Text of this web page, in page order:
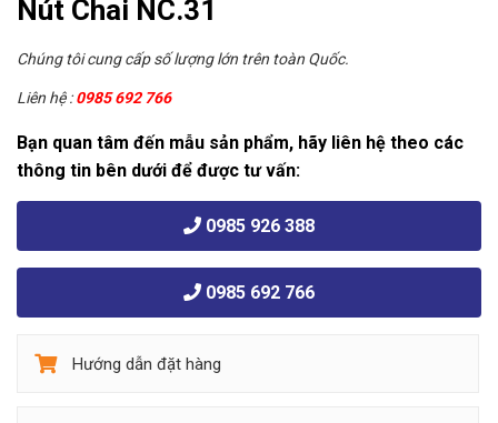
Nút Chai NC.31
Chúng tôi cung cấp số lượng lớn trên toàn Quốc.
Liên hệ :0985 692 766
Bạn quan tâm đến mẫu sản phẩm, hãy liên hệ theo các
thông tin bên dưới để được tư vấn:
0985 926 388
0985 692 766
Hướng dẫn đặt hàng